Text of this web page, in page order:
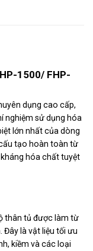
1500/ FHP-
dụng cao cấp,
nghiệm sử dụng hóa
lớn nhất của dòng
tạo hoàn toàn từ
hóa chất tuyệt
thân tủ được làm từ
là vật liệu tối ưu
kiềm và các loại